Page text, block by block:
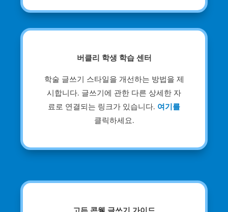
버클리 학생 학습 센터
학술 글쓰기 스타일을 개선하는 방법을 제
시합니다. 글쓰기에 관한 다른 상세한 자
료로 연결되는 링크가 있습니다. 여기를
클릭하세요.